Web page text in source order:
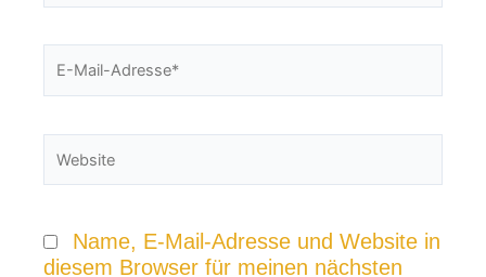
Mail-
Name, E-Mail-Adresse und Website in
diesem Browser für meinen nächsten